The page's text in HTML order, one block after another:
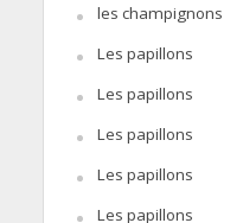
les champignons
Les papillons
Les papillons
Les papillons
Les papillons
Les papillons